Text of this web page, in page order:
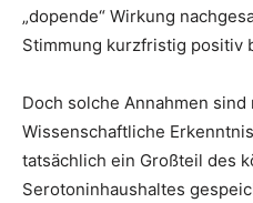
„dopende“ Wirkung
Stimmung kurzfristig positiv
Doch solche Annahmen
Wissenschaftliche
tatsächlich ein Großteil des
Serotoninhaushaltes